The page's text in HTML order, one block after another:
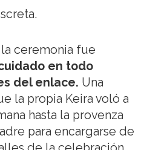
ceremonia fue
en todo
del enlace. Una
la propia Keira voló a
hasta la provenza
para encargarse de